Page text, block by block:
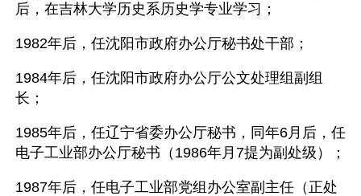
后，在吉林大学历史系历史学专业学习；
1982年后，任沈阳市政府办公厅秘书处干部；
1984年后，任沈阳市政府办公厅公文处理组副组
长；
1985年后，任辽宁省委办公厅秘书，同年6月后，任
1987年后，任电子工业部党组办公室副主任（正处